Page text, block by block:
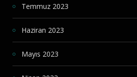
Temmuz 2023
Haziran 2023
Mayıs 2023